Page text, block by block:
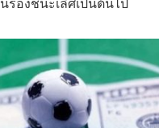
รองชนะเลิศเป็นต้นไป